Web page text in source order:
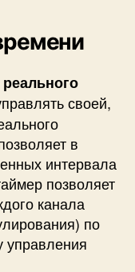
своей,
в
интервала
позволяет
канала
по
управления